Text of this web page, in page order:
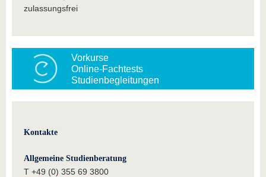
zulassungsfrei
Vorkurse
Online-Fachtests
Studienbegleitungen
Kontakte
Allgemeine Studienberatung
T +49 (0) 355 69 3800